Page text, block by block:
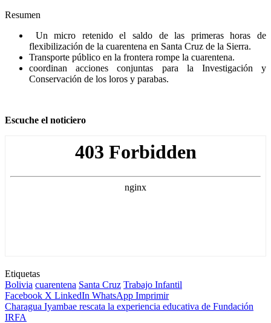
Resumen
Un micro retenido el saldo de las primeras horas de
flexibilización de la cuarentena en Santa Cruz de la Sierra.
Transporte público en la frontera rompe la cuarentena.
coordinan acciones conjuntas para la Investigación y
Conservación de los loros y parabas.
Escuche el noticiero
Etiquetas
Bolivia cuarentena Santa Cruz Trabajo Infantil
Facebook X LinkedIn WhatsApp Imprimir
Charagua Iyambae rescata la experiencia educativa de Fundación
IRFA